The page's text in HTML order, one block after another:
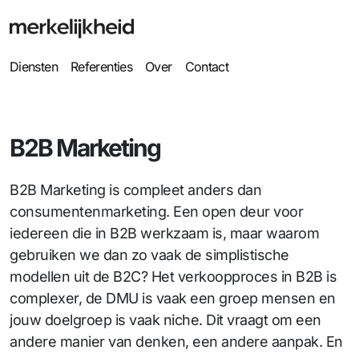
Diensten Referenties Over Contact
B2B Marketing
B2B Marketing is compleet anders dan
consumentenmarketing. Een open deur voor
iedereen die in B2B werkzaam is, maar waarom
gebruiken we dan zo vaak de simplistische
modellen uit de B2C? Het verkoopproces in B2B is
complexer, de DMU is vaak een groep mensen en
jouw doelgroep is vaak niche. Dit vraagt om een
andere manier van denken, een andere aanpak. En